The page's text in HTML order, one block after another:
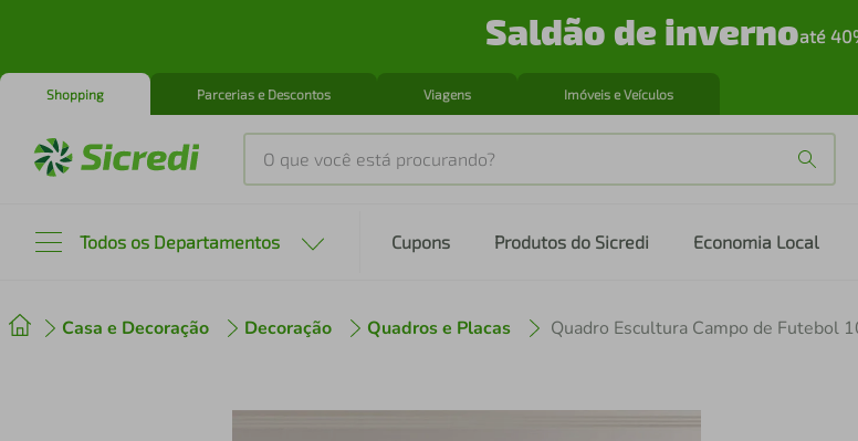
Saldão de invernoaté
Shopping Parcerias e Descontos Viagens Imóveis e Veículos
O que você está procurando?
Todos os Departamentos Cupons Produtos do Sicredi Economia Local
Casa e Decoração Decoração Quadros e Placas Quadro Escultura Campo de Futebol
º cafeteira